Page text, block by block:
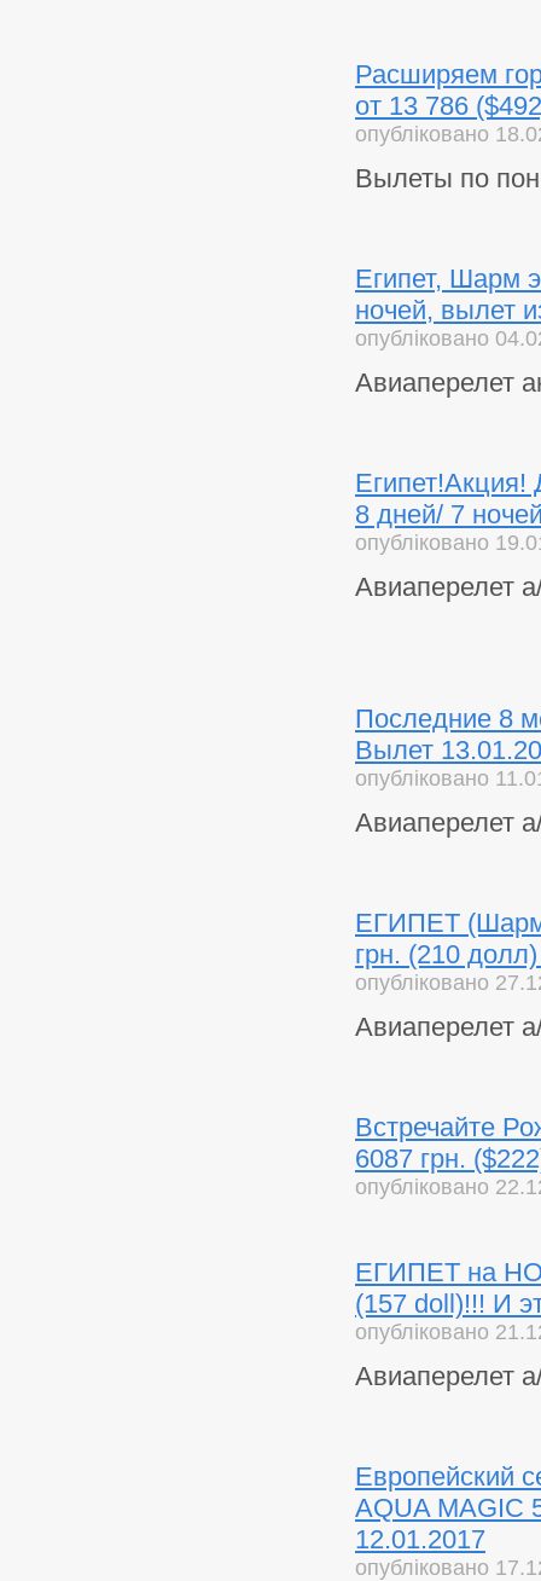
Расширяем
от 13 786
опубліковано
Вылеты по
Египет, Шарм
ночей, вылет
опубліковано
Авиаперелет
Египет!Акция!
8 дней/ 7
опубліковано
Авиаперелет
Последние 8
Вылет
опубліковано
Авиаперелет
ЕГИПЕТ
грн. (210
опубліковано
Авиаперелет
Встречайте
6087 грн.
опубліковано
ЕГИПЕТ на
(157 doll)!!! И
опубліковано
Авиаперелет
Европейский
AQUA MAGIC
12.01.2017
опубліковано